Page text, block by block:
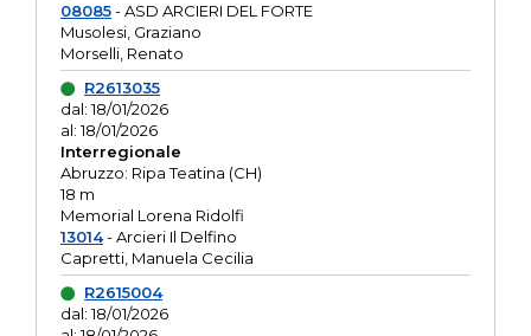
08085- ASD ARCIERI DEL FORTE
Musolesi, Graziano
Morselli, Renato
R2613035
dal: 18/01/2026
al: 18/01/2026
Interregionale
Abruzzo: Ripa Teatina (CH)
18 m
Memorial Lorena Ridolfi
13014- Arcieri Il Delfino
Capretti, Manuela Cecilia
R2615004
dal: 18/01/2026